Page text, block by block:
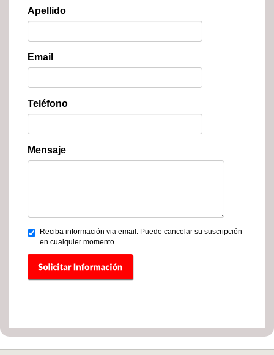
Apellido
Email
Teléfono
Mensaje
Reciba información via email. Puede cancelar su suscripción
en cualquier momento.